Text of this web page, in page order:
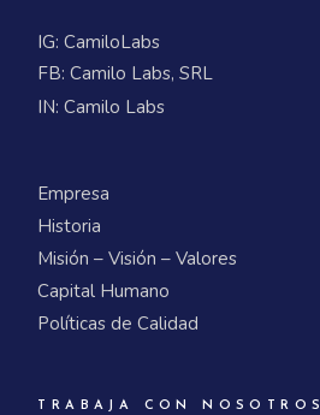
IG: CamiloLabs
FB:Camilo Labs, SRL
IN:Camilo Labs
Empresa
Historia
Misión – Visión – Valores
Capital Humano
Políticas de Calidad
TRABAJA CON NOSOTROS